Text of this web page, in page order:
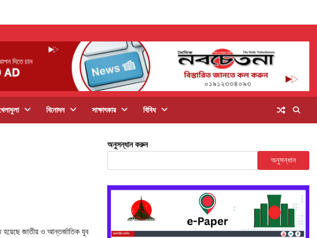
বিনোদন সাক্ষাৎকার বিবিধ
হয়েছে জাতীয় ও আন্তর্জাতিক যুব
অনুসন্ধান করুন
অনুসন্ধান